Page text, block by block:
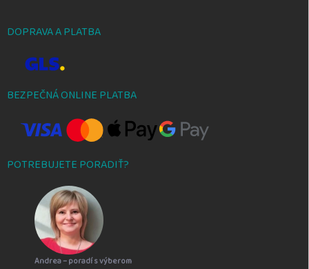
DOPRAVA A PLATBA
BEZPEČNÁ ONLINE PLATBA
POTREBUJETE PORADIŤ?
Andrea – poradí s výberom